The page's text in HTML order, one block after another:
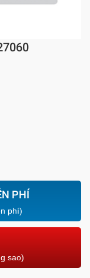
PHÍ
phí)
sao)